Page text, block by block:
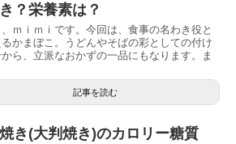
き？栄養素は？
、ｍｉｍｉです。今回は、食事の名わき役と
るかまぼこ。うどんやそばの彩としての付け
ら、立派なおかずの一品にもなります。ま
記事を読む
き(大判焼き)のカロリー糖質